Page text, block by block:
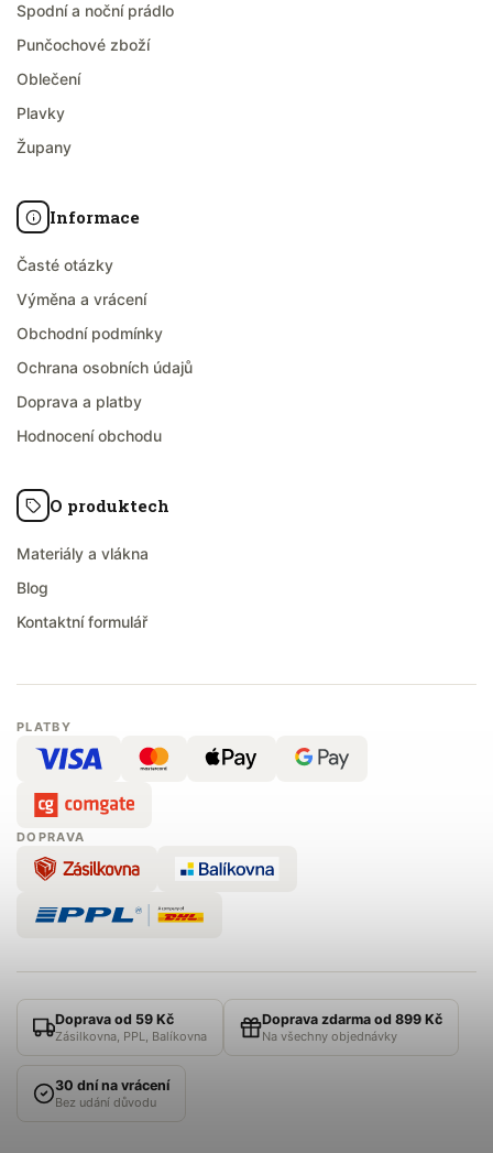
Spodní a noční prádlo
Punčochové zboží
Oblečení
Plavky
Župany
Informace
Časté otázky
Výměna a vrácení
Obchodní podmínky
Ochrana osobních údajů
Doprava a platby
Hodnocení obchodu
O produktech
Materiály a vlákna
Blog
Kontaktní formulář
PLATBY
DOPRAVA
Doprava od 59 Kč
Zásilkovna, PPL, Balíkovna
Doprava zdarma od 899 Kč
Na všechny objednávky
30 dní na vrácení
Bez udání důvodu